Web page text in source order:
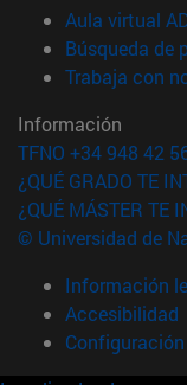
Aula virtual
Búsqueda de
Trabaja con
Información
TFNO +34 948 42
¿QUÉ GRADO TE
¿QUÉ MÁSTER TE
© Universidad de
Información
Accesibilidad